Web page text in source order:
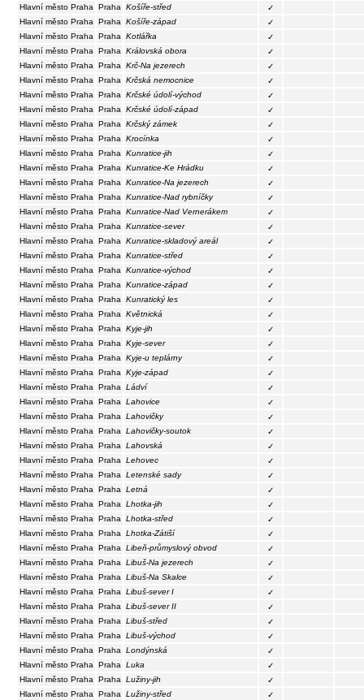
Hlavní město Praha Praha Košíře-střed
✓
Hlavní město Praha
Praha Košíře-západ
✓
Hlavní město Praha
Praha Kotlářka
✓
Hlavní město Praha
Praha Královská obora
✓
Hlavní město Praha
Praha Krč-Na jezerech
✓
Hlavní město Praha
Praha Krčská nemocnice
✓
Hlavní město Praha
Praha Krčské údolí-východ
✓
Hlavní město Praha
Praha Krčské údolí-západ
✓
Hlavní město Praha
Praha Krčský zámek
✓
Hlavní město Praha
Praha Krocínka
✓
Hlavní město Praha
Praha Kunratice-jih
✓
Hlavní město Praha
Praha Kunratice-Ke Hrádku
✓
Hlavní město Praha
Praha Kunratice-Na jezerech
✓
Hlavní město Praha
Praha Kunratice-Nad rybníčky
✓
Hlavní město Praha
Praha Kunratice-Nad Vernerákem
✓
Hlavní město Praha
Praha Kunratice-sever
✓
Hlavní město Praha
Praha Kunratice-skladový areál
✓
Hlavní město Praha
Praha Kunratice-střed
✓
Hlavní město Praha
Praha Kunratice-východ
✓
Hlavní město Praha
Praha Kunratice-západ
✓
Hlavní město Praha
Praha Kunratický les
✓
Hlavní město Praha
Praha Květnická
✓
Hlavní město Praha
Praha Kyje-jih
✓
Hlavní město Praha
Praha Kyje-sever
✓
Hlavní město Praha
Praha Kyje-u teplárny
✓
Hlavní město Praha
Praha Kyje-západ
✓
Hlavní město Praha
Praha Ládví
✓
Hlavní město Praha
Praha Lahovice
✓
Hlavní město Praha
Praha Lahovičky
✓
Hlavní město Praha
Praha Lahovičky-soutok
✓
Hlavní město Praha
Praha Lahovská
✓
Hlavní město Praha
Praha Lehovec
✓
Hlavní město Praha
Praha Letenské sady
✓
Hlavní město Praha
Praha Letná
✓
Hlavní město Praha
Praha Lhotka-jih
✓
Hlavní město Praha
Praha Lhotka-střed
✓
Hlavní město Praha
Praha Lhotka-Zátiší
✓
Hlavní město Praha
Praha Libeň-průmyslový obvod
✓
Hlavní město Praha
Praha Libuš-Na jezerech
✓
Hlavní město Praha
Praha Libuš-Na Skalce
✓
Hlavní město Praha
Praha Libuš-sever I
✓
Hlavní město Praha
Praha Libuš-sever II
✓
Hlavní město Praha
Praha Libuš-střed
✓
Hlavní město Praha
Praha Libuš-východ
✓
Hlavní město Praha
Praha Londýnská
✓
Hlavní město Praha
Praha Luka
✓
Hlavní město Praha
Praha Lužiny-jih
✓
Hlavní město Praha
Praha Lužiny-střed
✓